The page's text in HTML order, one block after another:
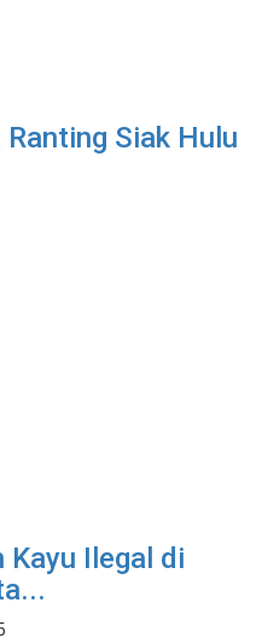
Siak Hulu
Kayu Ilegal di